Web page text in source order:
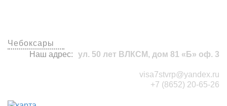
Чебоксары
Наш адрес:
ул. 50 лет ВЛКСМ, дом 81 «Б» оф. 3
visa7stvrp@yandex.ru
+7 (8652) 20-65-26